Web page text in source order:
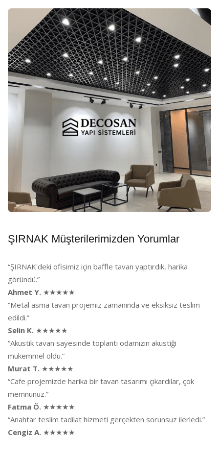
ŞIRNAK Müşterilerimizden Yorumlar
“ŞIRNAK'deki ofisimiz için baffle tavan yaptırdık, harika
göründü.”
Ahmet Y. ★★★★★
“Metal asma tavan projemiz zamanında ve eksiksiz teslim
edildi.”
Selin K. ★★★★★
“Akustik tavan sayesinde toplantı odamızın akustiği
mükemmel oldu.”
Murat T. ★★★★★
“Cafe projemizde harika bir tavan tasarımı çıkardılar, çok
memnunuz.”
Fatma Ö. ★★★★★
“Anahtar teslim tadilat hizmeti gerçekten sorunsuz ilerledi.”
Cengiz A. ★★★★★